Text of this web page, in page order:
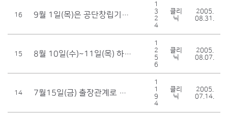
16 9월 1일(목)은 공단창립기념일로 휴무입니다.
1
3
2
4
클리
닉
2005.
08.31.
15 8월 10일(수)~11일(목) 하계휴가관계로 클리닉을 운영하지 않습니다.
1
2
5
6
클리
닉
2005.
08.07.
14 7월15일(금) 출장관계로 클리닉을 운영하지 않습니다.
1
1
9
4
클리
닉
2005.
07.14.